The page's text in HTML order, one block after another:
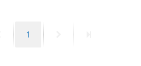
PreviousPage
1